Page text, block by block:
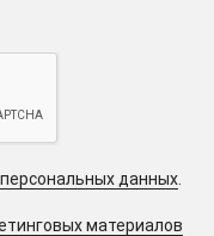
данных
материалов